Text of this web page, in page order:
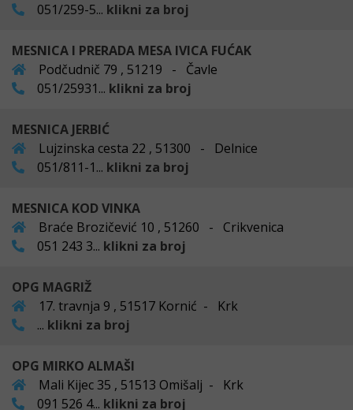
051/259-5... klikni za broj
MESNICA I PRERADA MESA IVICA FUĆAK
Podčudnič 79 , 51219 - Čavle
051/25931... klikni za broj
MESNICA JERBIĆ
Lujzinska cesta 22 , 51300 - Delnice
051/811-1... klikni za broj
MESNICA KOD VINKA
Braće Brozičević 10 , 51260 - Crikvenica
051 243 3... klikni za broj
OPG MAGRIŽ
17. travnja 9 , 51517 Kornić - Krk
... klikni za broj
OPG MIRKO ALMAŠI
Mali Kijec 35 , 51513 Omišalj - Krk
091 526 4... klikni za broj